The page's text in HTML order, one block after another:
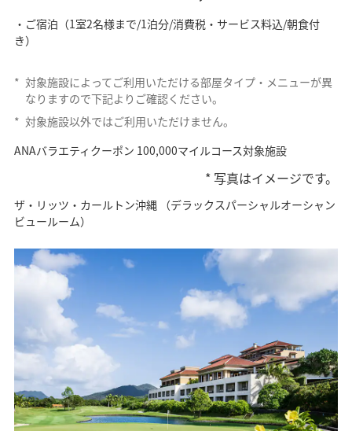
・ご宿泊（1室2名様まで/1泊分/消費税・サービス料込/朝食付
き）
* 対象施設によってご利用いただける部屋タイプ・メニューが異
なりますので下記よりご確認ください。
* 対象施設以外ではご利用いただけません。
ANAバラエティクーポン 100,000マイルコース対象施設
* 写真はイメージです。
ザ・リッツ・カールトン沖縄 （デラックスパーシャルオーシャン
ビュールーム）